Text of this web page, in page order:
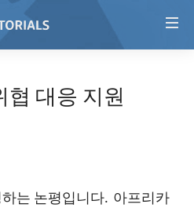
협 대응 지원
는 논평입니다. 아프리카